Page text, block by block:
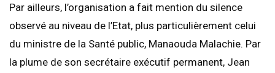
Par ailleurs, l’organisation a fait mention du silence
observé au niveau de l’Etat, plus particulièrement celui
du ministre de la Santé public, Manaouda Malachie. Par
la plume de son secrétaire exécutif permanent, Jean